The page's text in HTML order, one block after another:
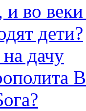
во веки
дети?
дачу